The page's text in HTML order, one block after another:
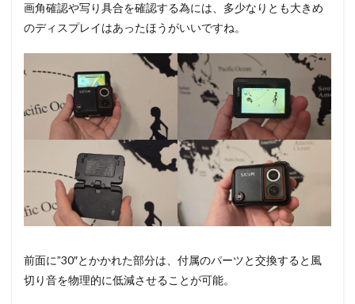
画角確認や写り具合を確認する為には、多少なりとも大きめ
のディスプレイはあったほうがいいですね。
前面に”30″とかかれた部分は、付属のパーツと交換すると風
切り音を物理的に低減させることが可能。